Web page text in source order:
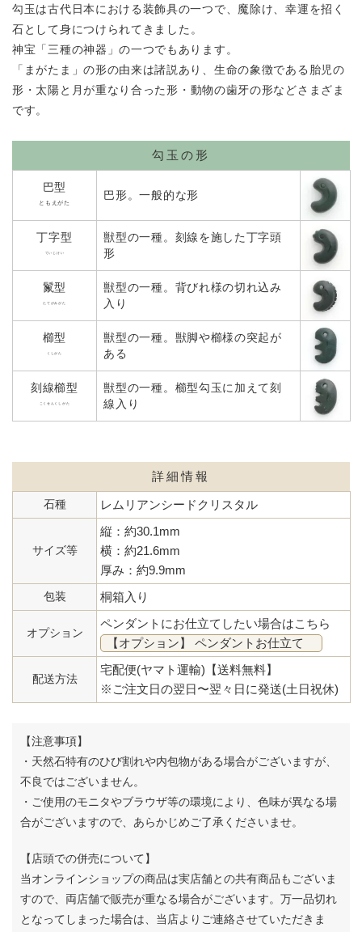
勾玉は古代日本における装飾具の一つで、魔除け、幸運を招く
石として身につけられてきました。
神宝「三種の神器」の一つでもあります。
「まがたま」の形の由来は諸説あり、生命の象徴である胎児の
形・ 太陽と月が重なり合った形・動物の歯牙の形などさまざま
です。
勾玉の形
巴型
ともえがた
巴形。一般的な形
丁字型
ていじけい
獣型の一種。刻線を施した丁字頭
形
鬣型
たてがみがた
獣型の一種。背びれ様の切れ込み
入り
櫛型
くしがた
獣型の一種。獣脚や櫛様の突起が
ある
刻線櫛型
こくせんくしがた
獣型の一種。櫛型勾玉に加えて刻
線入り
詳細情報
石種 レムリアンシードクリスタル
サイズ等
縦：約30.1mm
横：約21.6mm
厚み：約9.9mm
包装
桐箱入り
オプション
ペンダントにお仕立てしたい場合はこちら
【オプション】 ペンダントお仕立て
配送方法
宅配便(ヤマト運輸)【送料無料】
※ご注文日の翌日〜翌々日に発送(土日祝休)
【注意事項】
・天然石特有のひび割れや内包物がある場合がございますが、
不良ではございません。
・ご使用のモニタやブラウザ等の環境により、色味が異なる場
合がございますので、あらかじめご了承くださいませ。
【店頭での併売について】
当オンラインショップの商品は実店舗との共有商品もございま
すので、両店舗で販売が重なる場合がございます。 万一品切れ
となってしまった場合は、当店よりご連絡させていただきま